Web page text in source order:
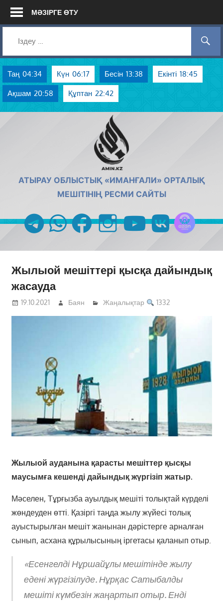
Skip
МӘЗІРГЕ ӨТУ
Таң 04:34 Күн 06:17 Бесін 13:38 Екінті 18:45
Ақшам 20:58 Құптан 22:42
АТЫРАУ ОБЛЫСТЫҚ «ИМАНҒАЛИ» ОРТАЛЫҚ
МЕШІТІНІҢ РЕСМИ САЙТЫ
telegramwhatsappfacebookinstagramyoutubevk
Жылыой мешіттері қысқа дайындық
жасауда
19.10.2021 Баян Жаңалықтар 1332
Жылыой ауданына қарасты мешіттер қысқы
маусымға кешенді дайындық жүргізіп жатыр.
Мәселен, Тұрғызба ауылдық мешіті толықтай күрделі
жөндеуден өтті. Қазіргі таңда жылу жүйесі толық
ауыстырылған мешіт жанынан дәрістерге арналған
сынып, асхана құрылысының іргетасы қаланып отыр.
«Есенгелді Нұршайұлы мешітінде жылу
едені жүргізілуде. Нұрқас Сатыбалды
мешіті күмбезін жаңартып отыр. Енді